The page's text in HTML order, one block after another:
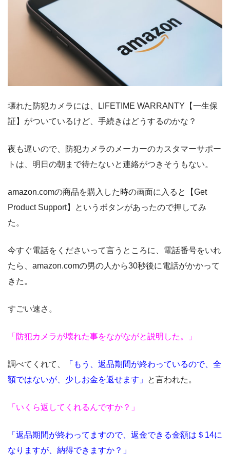
壊れた防犯カメラには、LIFETIME WARRANTY【一生保
証】がついているけど、手続きはどうするのかな？
夜も遅いので、防犯カメラのメーカーのカスタマーサポー
トは、明日の朝まで待たないと連絡がつきそうもない。
amazon.comの商品を購入した時の画面に入ると【Get
Product Support】というボタンがあったので押してみ
た。
今すぐ電話をくださいって言うところに、電話番号をいれ
たら、amazon.comの男の人から30秒後に電話がかかって
きた。
すごい速さ。
「防犯カメラが壊れた事をながながと説明した。」
調べてくれて、
「もう、返品期間が終わっているので、全
額ではないが、少しお金を返せます」
と言われた。
「いくら返してくれるんですか？」
「返品期間が終わってますので、返金できる金額は＄14に
なりますが、納得できますか？」